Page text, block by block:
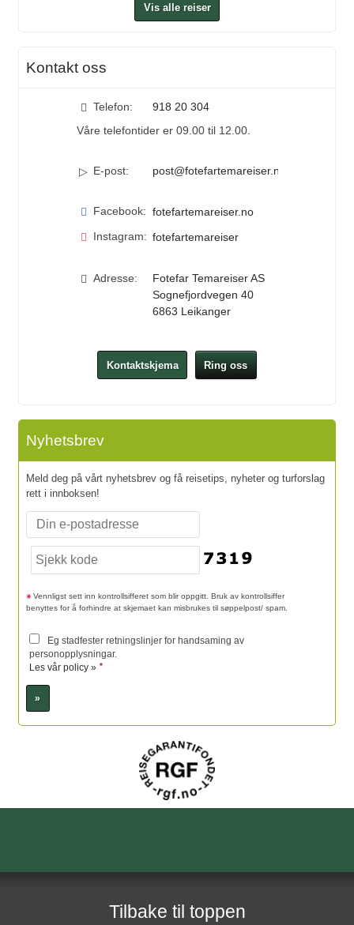
Vis alle reiser
Kontakt oss
Telefon:
918 20 304
Våre telefontider er 09.00 til 12.00.
E-post: post@fotefartemareiser.no
Facebook: fotefartemareiser.no
Instagram: fotefartemareiser
Adresse:
Fotefar Temareiser AS
Sognefjordvegen 40
6863 Leikanger
Kontaktskjema Ring oss
Nyhetsbrev
Meld deg på vårt nyhetsbrev og få reisetips, nyheter og turforslag
rett i innboksen!
Vennligst sett inn kontrollsifferet som blir oppgitt. Bruk av kontrollsiffer
benyttes for å forhindre at skjemaet kan misbrukes til søppelpost/ spam.
Eg stadfester retningslinjer for handsaming av
personopplysningar.
Les vår policy » *
Sosiale medier
Telefon 918 20 304
Tilbake til toppen